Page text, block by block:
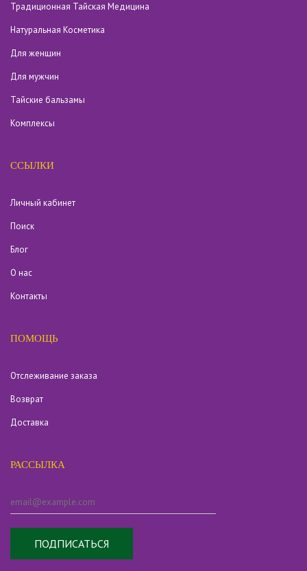
Традиционная Тайская Медицина
Натуральная Косметика
Для женщин
Для мужчин
Тайские бальзамы
Комплексы
ССЫЛКИ
Личный кабинет
Поиск
Блог
О нас
Контакты
ПОМОЩЬ
Отслеживание заказа
Возврат
Доставка
РАССЫЛКА
ПОДПИСАТЬСЯ